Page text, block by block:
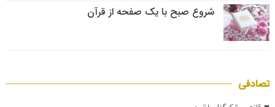
شروع صبح با یک صفحه از قرآن
تصادفی